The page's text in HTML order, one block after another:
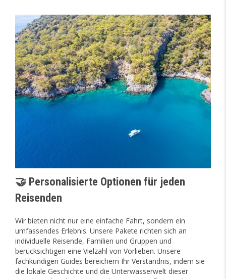
🤝 Personalisierte Optionen für jeden
Reisenden
Wir bieten nicht nur eine einfache Fahrt, sondern ein
umfassendes Erlebnis. Unsere Pakete richten sich an
individuelle Reisende, Familien und Gruppen und
berücksichtigen eine Vielzahl von Vorlieben. Unsere
fachkundigen Guides bereichern Ihr Verständnis, indem sie
die lokale Geschichte und die Unterwasserwelt dieser